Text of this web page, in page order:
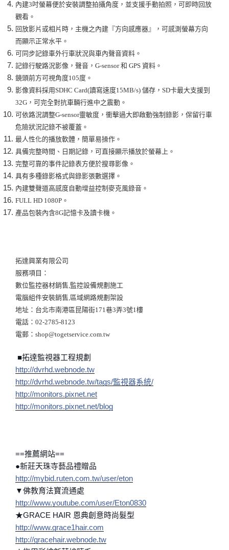
內建3吋螢幕便於安裝調整拍攝角度，並支援手動拍照，可即時回放
觀看。
回放影片或相片時，主機之內建『方向感應器』，可感測螢幕方向
而顯示正常水平。
可同步記錄車外行車狀況與車內聲音資料。
記錄行駛路況影像，聲音，G-sensor 和 GPS 資料。
鏡頭前方可視角度105度。
影像資料採用SDHC Card(讀寫速度15MB/s) 儲存，SD卡最大支援到
32G，可完全對抗車輛行進中之震動。
可依路況調整G-sensor靈敏度，衝擊過大即啟動強制錄影，保留行車
危險狀況記錄不被覆蓋。
最人性化的播放軟體，簡單易操作。
具備完整時間、日期記錄，可直接顯示播放於螢幕上。
完整可靠的事件記錄表方便於搜尋影像。
具有多種錄影格式與錄影張數選擇。
內建雙聲道高感度自動增益控制麥克風錄音。
FULL HD 1080P。
產品包裝內含8G記憶卡及讀卡機。
拓達興業有限公司
服務項目：
數位監控器材銷售,監控設備規劃施工
電腦組件安裝銷售,區域網路規劃架設
地址：台北市南港區昆陽街171巷3弄3號1樓
電話：02-2785-8123
電郵：shop@togetservice.com.tw
■拓達監視器工程規劃
http://dvrhd.webnode.tw
http://dvrhd.webnode.tw/tags/監視器系統/
http://monitors.pixnet.net
http://monitors.pixnet.net/blog
==推薦網站==
●新莊天珠寺藝品禮贈品
http://mybid.ruten.com.tw/user/eton
▼佛教育法寶流通處
http://www.youtube.com/user/Eton0830
★GRACE HAIR 恩典創意時尚髮型
http://www.grace1hair.com
http://gracehair.webnode.tw